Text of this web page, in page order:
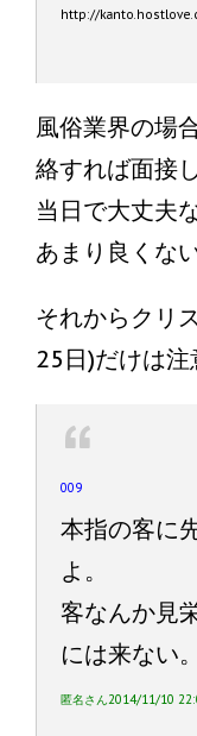
http://
風俗業界の場
絡すれば面接
当日で大丈夫
あまり良くな
それからクリ
25日)だけは注
009
本指の客に
よ。
客なんか見
には来ない。
匿名さん2014/11/10